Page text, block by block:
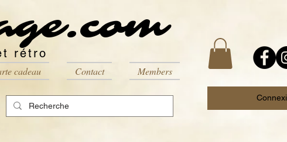
rétro
cadeau Contact Members